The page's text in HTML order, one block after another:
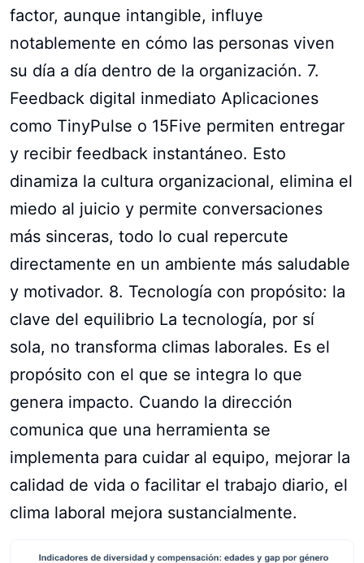
factor, aunque intangible, influye
notablemente en cómo las personas viven
su día a día dentro de la organización. 7.
Feedback digital inmediato Aplicaciones
como TinyPulse o 15Five permiten entregar
y recibir feedback instantáneo. Esto
dinamiza la cultura organizacional, elimina el
miedo al juicio y permite conversaciones
más sinceras, todo lo cual repercute
directamente en un ambiente más saludable
y motivador. 8. Tecnología con propósito: la
clave del equilibrio La tecnología, por sí
sola, no transforma climas laborales. Es el
propósito con el que se integra lo que
genera impacto. Cuando la dirección
comunica que una herramienta se
implementa para cuidar al equipo, mejorar la
calidad de vida o facilitar el trabajo diario, el
clima laboral mejora sustancialmente.